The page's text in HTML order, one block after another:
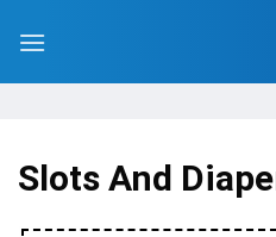
Slots And